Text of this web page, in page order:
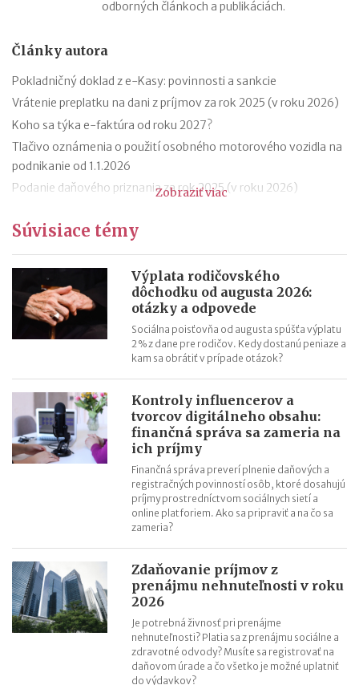
odborných článkoch a publikáciách.
Články autora
Pokladničný doklad z e-Kasy: povinnosti a sankcie
Vrátenie preplatku na dani z príjmov za rok 2025 (v roku 2026)
Koho sa týka e-faktúra od roku 2027?
Tlačivo oznámenia o použití osobného motorového vozidla na
podnikanie od 1.1.2026
Podanie daňového priznania za rok 2025 (v roku 2026)
Stravné (diéty) od 1.12.2025
Zmeny v sociálnom poistení SZČO od 1.1.2026
Odvodová odpočítateľná položka z príjmu trénerov od 1.1.2026
11 mýtov o dôchodkoch
Zobraziť viac
Súvisiace témy
Výplata rodičovského
dôchodku od augusta 2026:
otázky a odpovede
Sociálna poisťovňa od augusta spúšťa výplatu
2 % z dane pre rodičov. Kedy dostanú peniaze a
kam sa obrátiť v prípade otázok?
Kontroly influencerov a
tvorcov digitálneho obsahu:
finančná správa sa zameria na
ich príjmy
Finančná správa preverí plnenie daňových a
registračných povinností osôb, ktoré dosahujú
príjmy prostredníctvom sociálnych sietí a
online platforiem. Ako sa pripraviť a na čo sa
zameria?
Zdaňovanie príjmov z
prenájmu nehnuteľnosti v roku
2026
Je potrebná živnosť pri prenájme
nehnuteľnosti? Platia sa z prenájmu sociálne a
zdravotné odvody? Musíte sa registrovať na
daňovom úrade a čo všetko je možné uplatniť
do výdavkov?